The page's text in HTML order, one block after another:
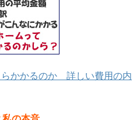
かかるのか 詳しい費用の内